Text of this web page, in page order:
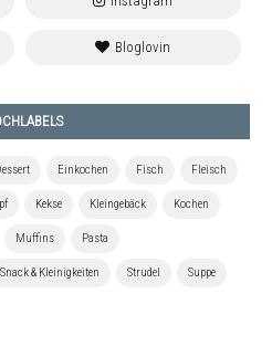
Einkochen Fisch Fleisch
Kekse Kleingebäck Kochen
Muffins Pasta
Snack & Kleinigkeiten Strudel Suppe